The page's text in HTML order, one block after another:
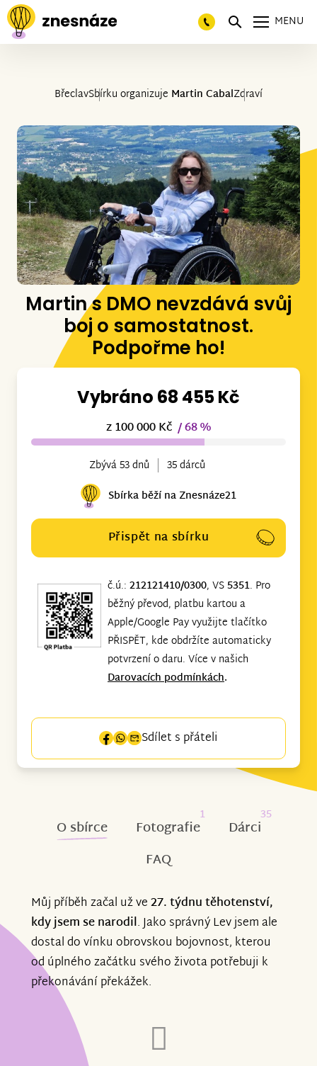
MENU
BřeclavSbírku organizuje Martin CabalZdraví
Martin s DMO nevzdává svůj
boj o samostatnost.
Podpořme ho!
Vybráno 68 455 Kč
z 100 000 Kč / 68 %
Zbývá 53 dnů
35 dárců
Sbírka běží na Znesnáze21
Přispět na sbírku
č.ú.:212121410/0300, VS5351. Pro
běžný převod, platbu kartou a
Apple/Google Pay využijte tlačítko
PŘISPĚT, kde obdržíte automaticky
potvrzení o daru. Více v našich
Darovacích podmínkách.
Sdílet s přáteli
O sbírce Fotografie
1
Dárci
35
FAQ
Můj příběh začal už ve27. týdnu těhotenství,
kdy jsem se narodil. Jako správný Lev jsem ale
dostal do vínku obrovskou bojovnost, kterou
od úplného začátku svého života potřebuji k
překonávání překážek.